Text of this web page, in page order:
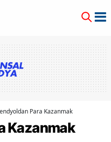
Para Kazanmak
Kazanmak